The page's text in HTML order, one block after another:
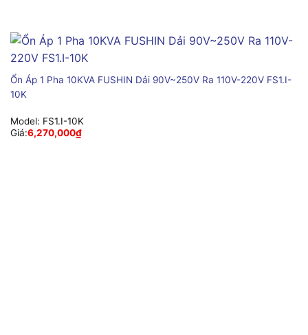
Ổn Áp 1 Pha 10KVA FUSHIN Dải 90V~250V Ra 110V-220V FS1.I-
10K
Model: FS1.I-10K
Giá:6,270,000₫